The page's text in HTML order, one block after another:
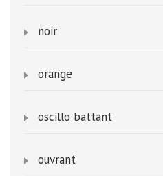
noir
orange
oscillo battant
ouvrant